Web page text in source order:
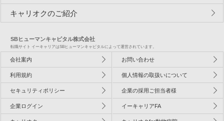
キャリオクのご紹介
SBヒューマンキャピタル株式会社
転職サイト イーキャリアはSBヒューマンキャピタルによって運営されています。
会社案内 お問い合わせ
利用規約 個人情報の取扱いについて
セキュリティポリシー 企業の採用ご担当者様
企業ログイン イーキャリアFA